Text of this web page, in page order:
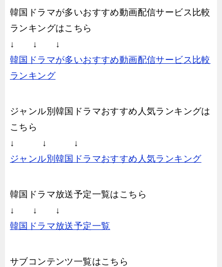
韓国ドラマが多いおすすめ動画配信サービス比較
ランキングはこちら
↓ ↓ ↓
韓国ドラマが多いおすすめ動画配信サービス比較
ランキング
ジャンル別韓国ドラマおすすめ人気ランキングは
こちら
↓ ↓ ↓
ジャンル別韓国ドラマおすすめ人気ランキング
韓国ドラマ放送予定一覧はこちら
↓ ↓ ↓
韓国ドラマ放送予定一覧
サブコンテンツ一覧はこちら